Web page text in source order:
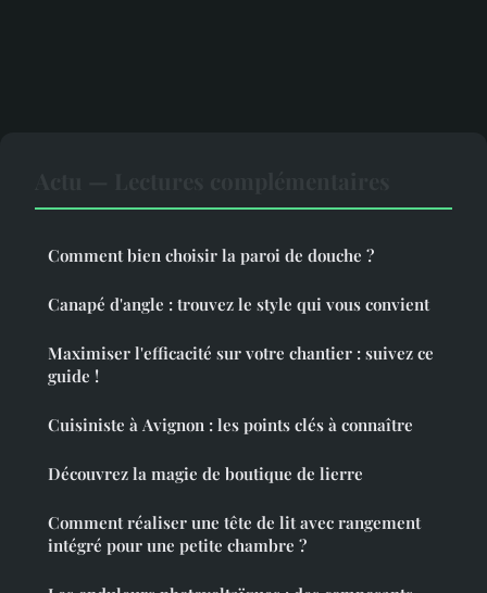
Comment bien choisir la paroi de douche ?
Canapé d'angle : trouvez le style qui vous convient
Maximiser l'efficacité sur votre chantier : suivez ce
guide !
Cuisiniste à Avignon : les points clés à connaître
Découvrez la magie de boutique de lierre
Comment réaliser une tête de lit avec rangement
intégré pour une petite chambre ?